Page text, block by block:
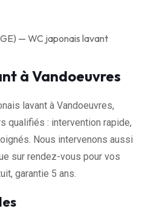
à Vandoeuvres
lavant à Vandoeuvres,
qualifiés : intervention rapide,
Nous intervenons aussi
sur rendez-vous pour vos
garantie 5 ans.